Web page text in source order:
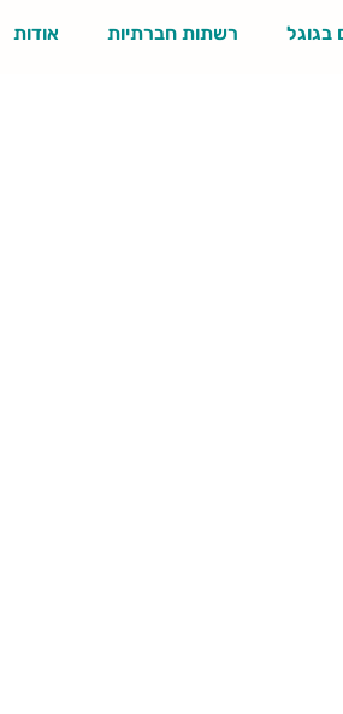
בגוגל רשתות חברתיות אודות